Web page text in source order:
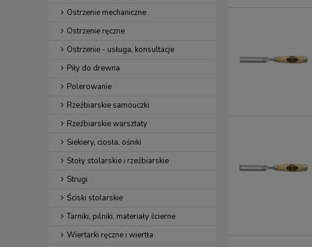
Ostrzenie mechaniczne
Ostrzenie ręczne
Ostrzenie - usługa, konsultacje
Piły do drewna
Polerowanie
Rzeźbiarskie samouczki
Rzeźbiarskie warsztaty
Siekiery, ciosła, ośniki
Stoły stolarskie i rzeźbiarskie
Strugi
Ściski stolarskie
Tarniki, pilniki, materiały ścierne
Wiertarki ręczne i wiertła